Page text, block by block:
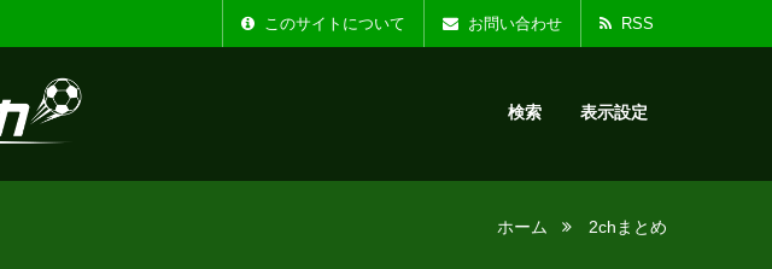
表示設定機能を追加しました。 お知らせ :
このサイトについて お問い合わせ RSS
検索 表示設定
ホーム 2chまとめ